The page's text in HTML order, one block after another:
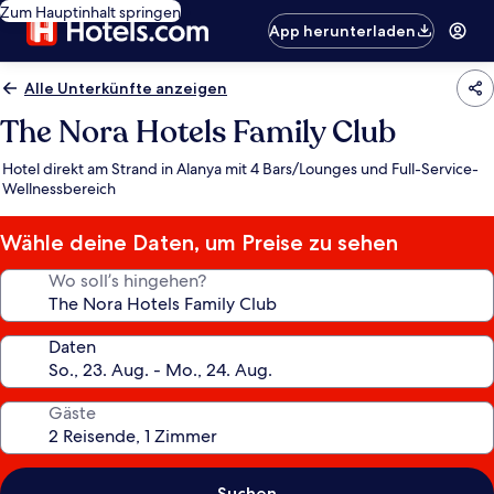
Zum Hauptinhalt springen
App herunterladen
Alle Unterkünfte anzeigen
The Nora Hotels Family Club
Hotel direkt am Strand in Alanya mit 4 Bars/Lounges und Full-Service-
Wellnessbereich
Wähle deine Daten, um Preise zu sehen
Wo soll’s hingehen?
Daten
Gäste